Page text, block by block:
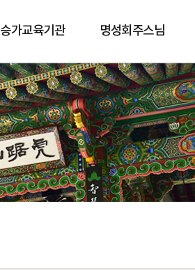
승가교육기관 명성회주스님